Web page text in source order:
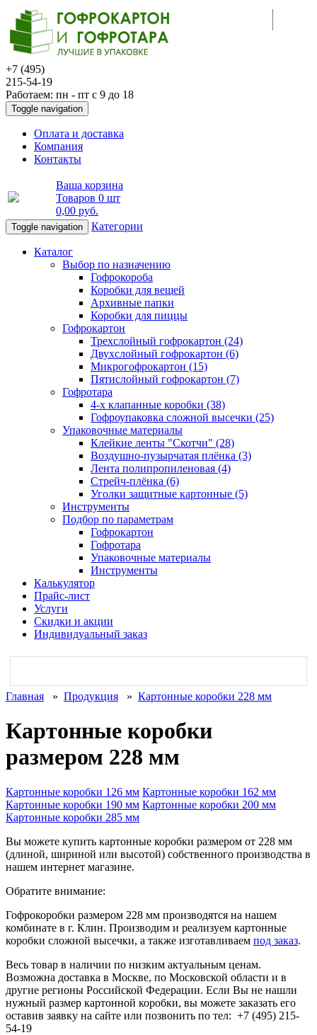
+7 (495)
215-54-19
Работаем: пн - пт с 9 до 18
Toggle navigation
Оплата и доставка
Компания
Контакты
Ваша корзина
Товаров 0 шт
0,00 руб.
Toggle navigation Категории
Каталог
Выбор по назначению
Гофрокороба
Коробки для вещей
Архивные папки
Коробки для пиццы
Гофрокартон
Трехслойный гофрокартон (24)
Двухслойный гофрокартон (6)
Микрогофрокартон (15)
Пятислойный гофрокартон (7)
Гофротара
4-х клапанные коробки (38)
Гофроупаковка сложной высечки (25)
Упаковочные материалы
Клейкие ленты "Скотчи" (28)
Воздушно-пузырчатая плёнка (3)
Лента полипропиленовая (4)
Стрейч-плёнка (6)
Уголки защитные картонные (5)
Инструменты
Подбор по параметрам
Гофрокартон
Гофротара
Упаковочные материалы
Инструменты
Калькулятор
Прайс-лист
Услуги
Скидки и акции
Индивидуальный заказ
Главная » Продукция » Картонные коробки 228 мм
Картонные коробки
размером 228 мм
Картонные коробки 126 мм Картонные коробки 162 мм
Картонные коробки 190 мм Картонные коробки 200 мм
Картонные коробки 285 мм
Вы можете купить картонные коробки размером от 228 мм
(длиной, шириной или высотой) собственного производства в
нашем интернет магазине.
Обратите внимание:
Гофрокоробки размером 228 мм производятся на нашем
комбинате в г. Клин. Производим и реализуем картонные
коробки сложной высечки, а также изготавливаем под заказ.
Весь товар в наличии по низким актуальным ценам.
Возможна доставка в Москве, по Московской области и в
другие регионы Российской Федерации. Если Вы не нашли
нужный размер картонной коробки, вы можете заказать его
оставив заявку на сайте или позвонить по тел: +7 (495) 215-
54-19